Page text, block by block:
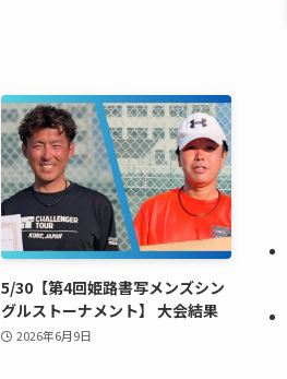
5/30【第4回姫路書写メンズシン
グルストーナメント】 大会結果
2026年6月9日